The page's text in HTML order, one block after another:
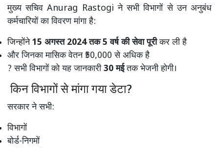
मुख्य सचिवAnurag Rastogi ने सभी विभागों से उन अनुबंध
कर्मचारियों का विवरण मांगा है:
जिन्होंने15 अगस्त 2024 तक 5 वर्ष की सेवा पूरीकर ली है
और जिनका मासिक वेतन ₹50,000 से अधिक है
? सभी विभागों को यह जानकारी30 मईतक भेजनी होगी।
किन विभागों से मांगा गया डेटा?
सरकार ने सभी:
विभागों
बोर्ड-निगमों